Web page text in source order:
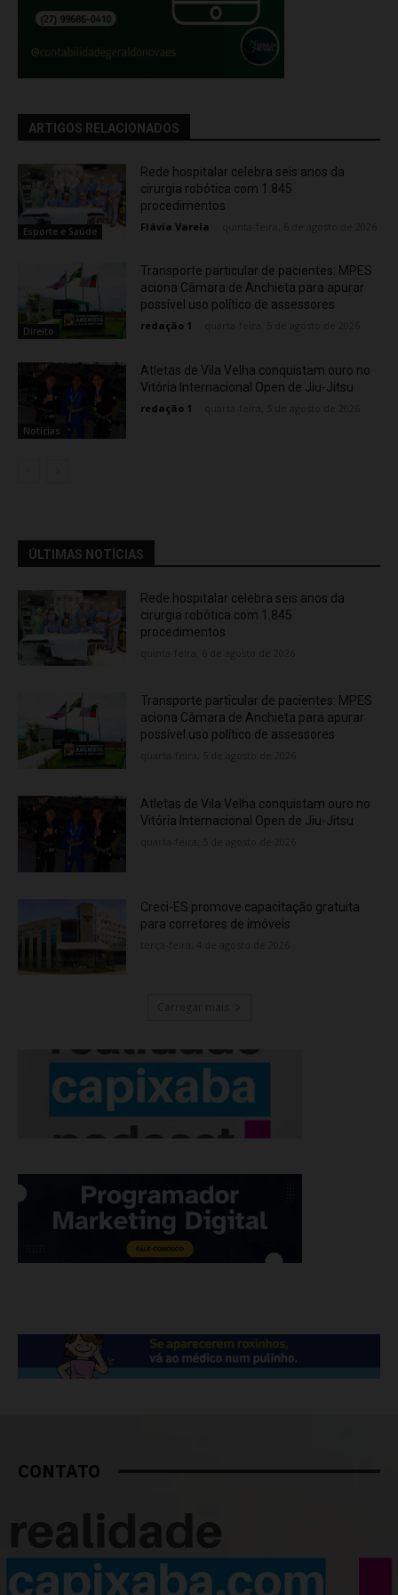
ARTIGOS RELACIONADOS
Esporte e Saúde
Rede hospitalar celebra seis anos da
cirurgia robótica com 1.845
procedimentos
Flávia Varela
Direito
Transporte particular de pacientes: MPES
aciona Câmara de Anchieta para apurar
possível uso político de assessores
redação 1
Noticias
Atletas de Vila Velha conquistam ouro no
Vitória Internacional Open de Jiu-Jitsu
redação 1
ÚLTIMAS NOTÍCIAS
Rede hospitalar celebra seis anos da
cirurgia robótica com 1.845
procedimentos
Transporte particular de pacientes: MPES
aciona Câmara de Anchieta para apurar
possível uso político de assessores
Atletas de Vila Velha conquistam ouro no
Vitória Internacional Open de Jiu-Jitsu
Creci-ES promove capacitação gratuita
para corretores de imóveis
CONTATO